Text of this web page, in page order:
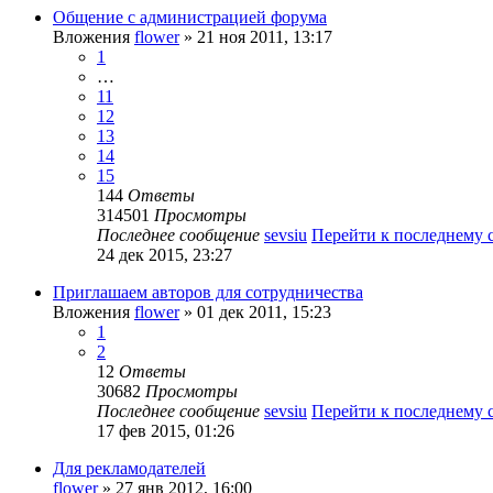
Общение с администрацией форума
Вложения flower» 21 ноя 2011, 13:17
1
…
11
12
13
14
15
144 Ответы
314501 Просмотры
Последнее сообщение sevsiu Перейти к последнему
24 дек 2015, 23:27
Приглашаем авторов для сотрудничества
Вложения flower» 01 дек 2011, 15:23
1
2
12 Ответы
30682 Просмотры
Последнее сообщение sevsiu Перейти к последнему
17 фев 2015, 01:26
Для рекламодателей
flower» 27 янв 2012, 16:00